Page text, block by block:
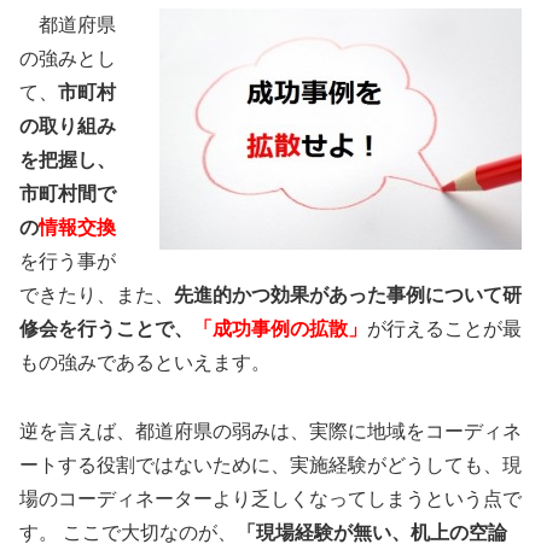
都道府県
の強みとし
て、 市町村
の取り組み
を把握し、
市町村間で
の情報交換
を行う事が
できたり、また、 先進的かつ効果があった事例について研
修会を行うことで、
「成功事例の拡散」 が行えることが最
もの強みであるといえます。
逆を言えば、都道府県の弱みは、実際に地域をコーディネ
ートする役割ではないために、実施経験がどうしても、現
場のコーディネーターより乏しくなってしまうという点で
す。 ここで大切なのが、
「現場経験が無い、机上の空論